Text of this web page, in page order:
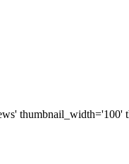
thumbnail_width='100'